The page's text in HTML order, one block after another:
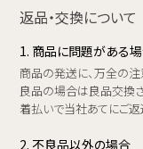
返品・交換について
1. 商品に問題がある
商品の発送に、万全の
良品の場合は良品交換
着払いで当社あてにご返
2. 不良品以外の場合